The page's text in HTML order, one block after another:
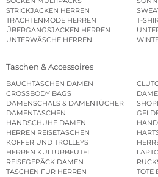
STRICKJACKEN HERREN
TRACHTENMODE HERREN
T-
ÜBERGANGSJACKEN HERREN
UNTERWÄSCHE HERREN
Taschen & Accessoires
BAUCHTASCHEN DAMEN
CROSSBODY BAGS
DAMENSCHALS & DAMENTÜCHER
DAMENTASCHEN
HANDSCHUHE DAMEN
HERREN REISETASCHEN
KOFFER UND TROLLEYS
HERREN KULTURBEUTEL
REISEGEPÄCK DAMEN
TASCHEN FÜR HERREN
TOTE